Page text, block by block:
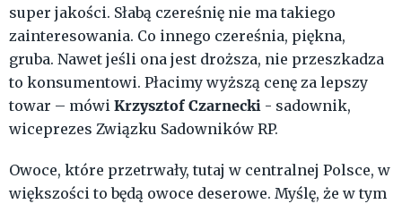
super jakości. Słabą czereśnię nie ma takiego
zainteresowania. Co innego czereśnia, piękna,
gruba. Nawet jeśli ona jest droższa, nie przeszkadza
to konsumentowi. Płacimy wyższą cenę za lepszy
towar – mówi Krzysztof Czarnecki - sadownik,
wiceprezes Związku Sadowników RP.
Owoce, które przetrwały, tutaj w centralnej Polsce, w
większości to będą owoce deserowe. Myślę, że w tym